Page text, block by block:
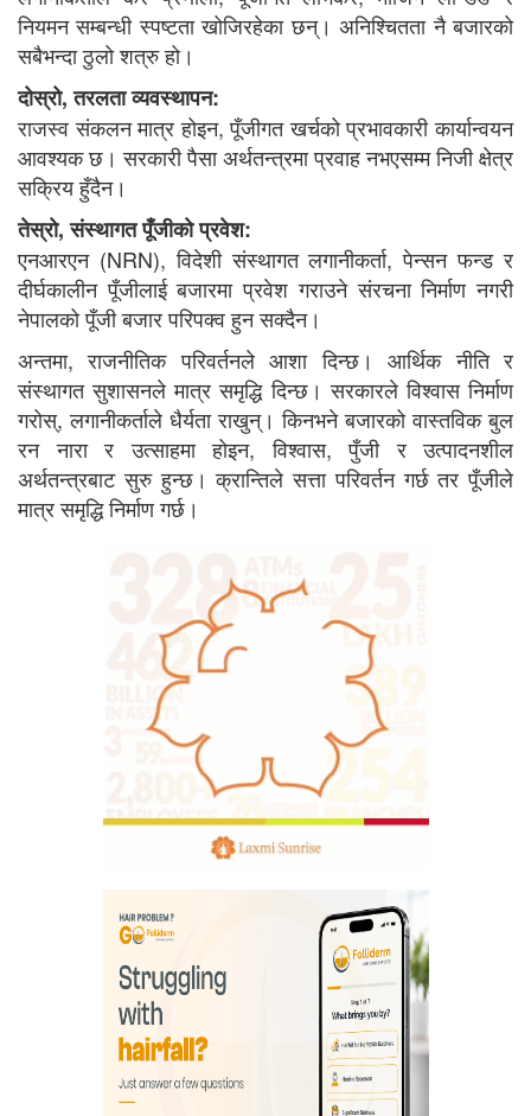
नियमन सम्बन्धी स्पष्टता खोजिरहेका छन्। अनिश्चितता नै बजारको
सबैभन्दा ठुलो शत्रु हो।
दोस्रो, तरलता व्यवस्थापन:
राजस्व संकलन मात्र होइन, पूँजीगत खर्चको प्रभावकारी कार्यान्वयन
आवश्यक छ। सरकारी पैसा अर्थतन्त्रमा प्रवाह नभएसम्म निजी क्षेत्र
सक्रिय हुँदैन।
तेस्रो, संस्थागत पूँजीको प्रवेश:
एनआरएन (NRN), विदेशी संस्थागत लगानीकर्ता, पेन्सन फन्ड र
दीर्घकालीन पूँजीलाई बजारमा प्रवेश गराउने संरचना निर्माण नगरी
नेपालको पूँजी बजार परिपक्व हुन सक्दैन।
अन्तमा, राजनीतिक परिवर्तनले आशा दिन्छ। आर्थिक नीति र
संस्थागत सुशासनले मात्र समृद्धि दिन्छ। सरकारले विश्वास निर्माण
गरोस्, लगानीकर्ताले धैर्यता राखुन्। किनभने बजारको वास्तविक बुल
रन नारा र उत्साहमा होइन, विश्वास, पुँजी र उत्पादनशील
अर्थतन्त्रबाट सुरु हुन्छ। क्रान्तिले सत्ता परिवर्तन गर्छ तर पूँजीले
मात्र समृद्धि निर्माण गर्छ।